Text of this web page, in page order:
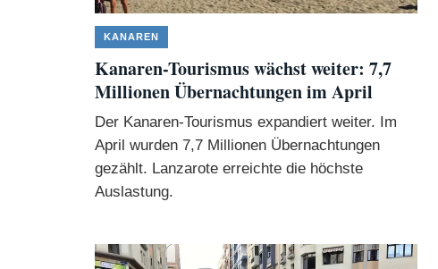
KANAREN
Kanaren-Tourismus wächst weiter: 7,7
Millionen Übernachtungen im April
Der Kanaren-Tourismus expandiert weiter. Im
April wurden 7,7 Millionen Übernachtungen
gezählt. Lanzarote erreichte die höchste
Auslastung.